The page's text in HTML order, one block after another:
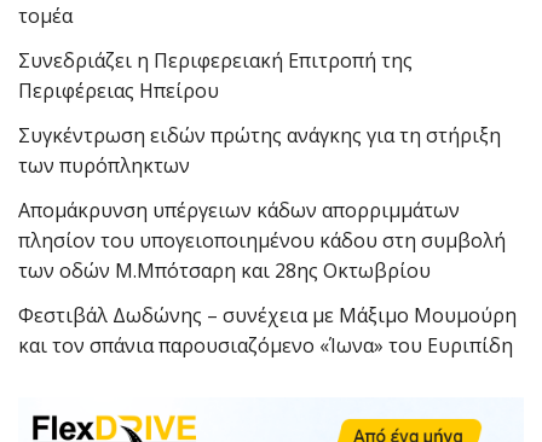
τομέα
Συνεδριάζει η Περιφερειακή Επιτροπή της
Περιφέρειας Ηπείρου
Συγκέντρωση ειδών πρώτης ανάγκης για τη στήριξη
των πυρόπληκτων
Απομάκρυνση υπέργειων κάδων απορριμμάτων
πλησίον του υπογειοποιημένου κάδου στη συμβολή
των οδών Μ.Μπότσαρη και 28ης Οκτωβρίου
Φεστιβάλ Δωδώνης – συνέχεια με Μάξιμο Μουμούρη
και τον σπάνια παρουσιαζόμενο «Ίωνα» του Ευριπίδη